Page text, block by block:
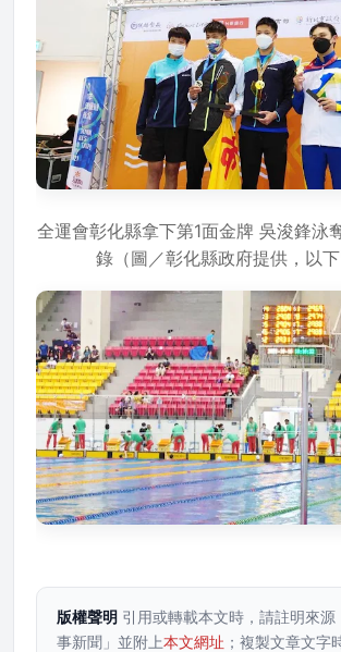
全運會彰化縣拿下第1面金牌 吳浚鋒泳
錄（圖／彰化縣政府提供，以下
版權聲明 引用或轉載本文時，請註明來源
事新聞」並附上本文網址 ；複製文章文字